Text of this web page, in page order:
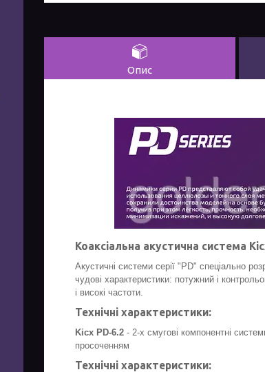
Опис
Коаксіальна акустична система
Акустичні системи серії "PD" спеціально
чудові характеристики: потужний і
і високі частоти.
Технічні характеристики:
Kicx PD-6.2 - 2-х смугові компонентні
просоченням
Технічні характеристики: